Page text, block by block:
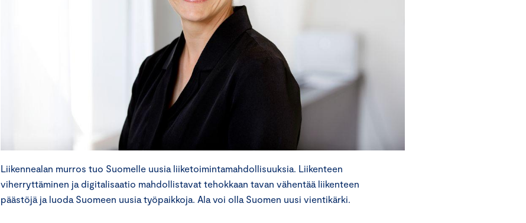
Liikennealan murros tuo Suomelle uusia liiketoimintamahdollisuuksia. Liikenteen
viherryttäminen ja digitalisaatio mahdollistavat tehokkaan tavan vähentää liikenteen
päästöjä ja luoda Suomeen uusia työpaikkoja. Ala voi olla Suomen uusi vientikärki.